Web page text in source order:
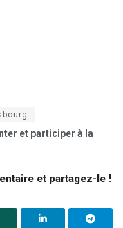
et participer à la
et partagez-le !